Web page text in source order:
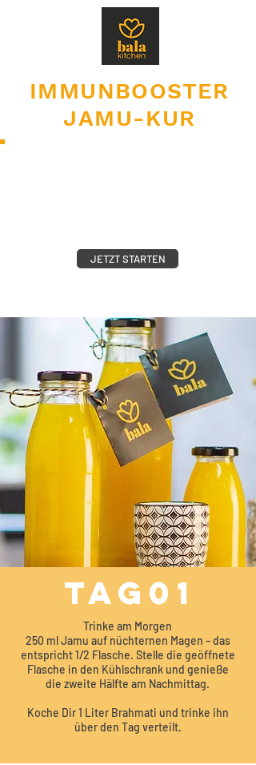
IMMUNBOOSTER
JAMU-KUR
JETZT STARTEN
TAG01
Trinke am Morgen
250 ml Jamu auf nüchternen Magen – das
entspricht 1/2 Flasche. Stelle die geöffnete
Flasche in den Kühlschrank und genieße
die zweite Hälfte am Nachmittag.
Koche Dir 1 Liter Brahmati und trinke ihn
über den Tag verteilt.